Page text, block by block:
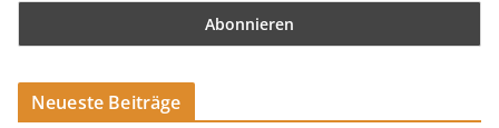
Neueste Beiträge